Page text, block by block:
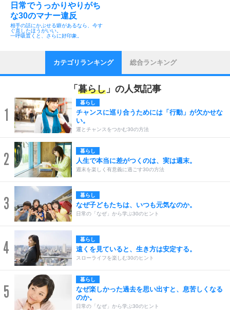
日常でうっかりやりがち
な30のマナー違反
相手の話にかぶせる癖があるなら、今す
ぐ直したほうがいい。
一呼吸置くと、さらに好印象。
カテゴリランキング 総合ランキング
「 暮らし 」の人気記事
1
暮らし
チャンスに巡り合うためには「行動」が欠かせな
い。
運とチャンスをつかむ30の方法
2 暮らし
人生で本当に差がつくのは、実は週末。
週末を楽しく有意義に過ごす30の方法
3 暮らし
なぜ子どもたちは、いつも元気なのか。
日常の「なぜ」から学ぶ30のヒント
4 暮らし
遠くを見ていると、生き方は安定する。
スローライフを楽しむ30のヒント
5
暮らし
なぜ楽しかった過去を思い出すと、息苦しくなる
のか。
日常の「なぜ」から学ぶ30のヒント